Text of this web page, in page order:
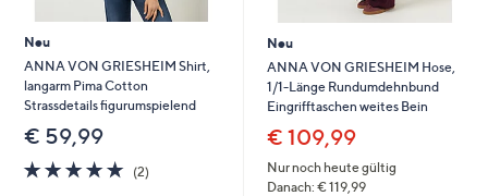
Neu
ANNA VON GRIESHEIM Shirt,
langarm Pima Cotton
Strassdetails figurumspielend
€ 59,99
5.0
von
(2)
Neu
ANNA VON GRIESHEIM Hose,
1/1-Länge Rundumdehnbund
Eingrifftaschen weites Bein
€ 109,99
Nur noch heute gültig
Danach: € 119,99